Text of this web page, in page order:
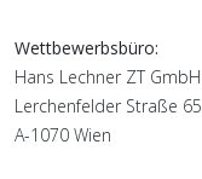
Wettbewerbsbüro:
Hans Lechner ZT GmbH
Lerchenfelder Straße 65
A-1070 Wien